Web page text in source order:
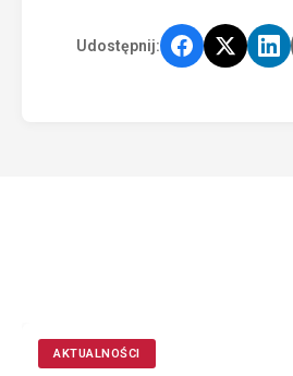
Udostępnij:
AKTUALNOŚCI